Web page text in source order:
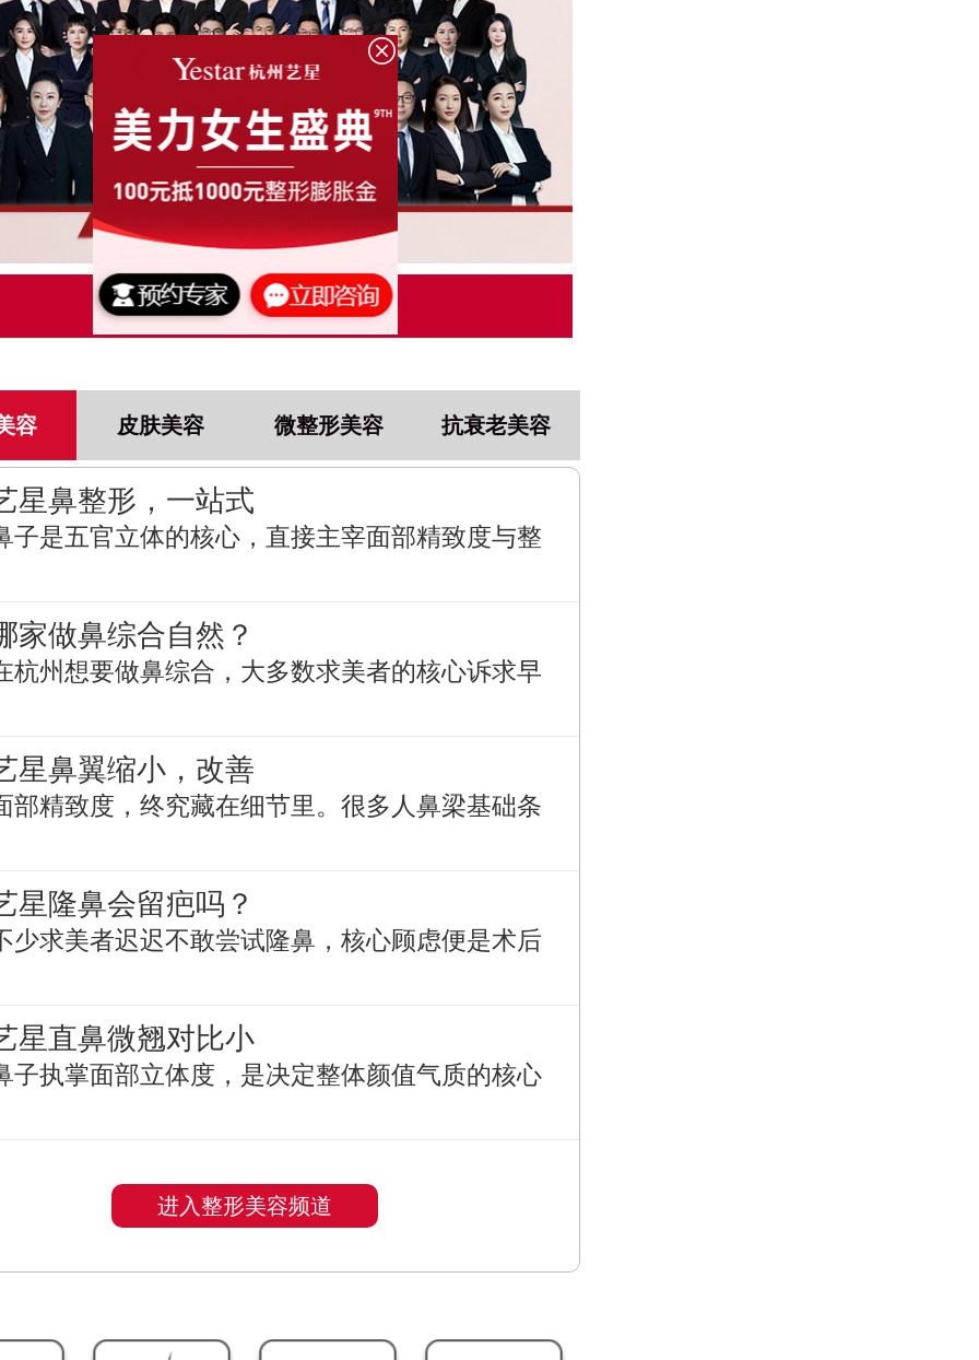
点击了解更多
容 皮肤美容 微整形美容 抗衰老美容
星鼻整形，一站式
子是五官立体的核心，直接主宰面部精致度与整
家做鼻综合自然？
杭州想要做鼻综合，大多数求美者的核心诉求早
星鼻翼缩小，改善
部精致度，终究藏在细节里。很多人鼻梁基础条
星隆鼻会留疤吗？
少求美者迟迟不敢尝试隆鼻，核心顾虑便是术后
星直鼻微翘对比小
子执掌面部立体度，是决定整体颜值气质的核心
进入整形美容频道